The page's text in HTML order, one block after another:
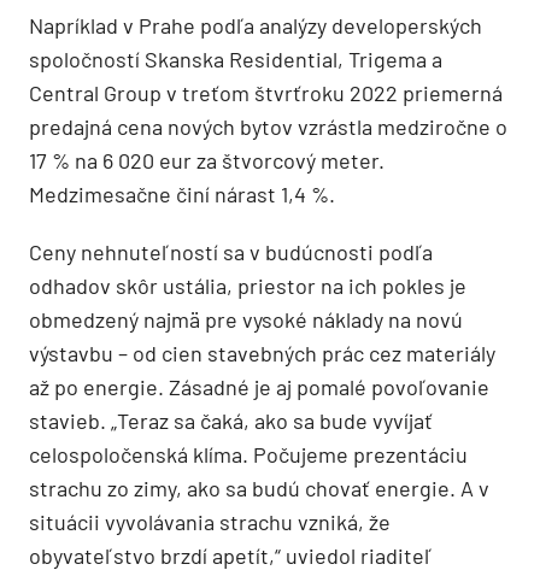
Napríklad v Prahe podľa analýzy developerských
spoločností Skanska Residential, Trigema a
Central Group v treťom štvrťroku 2022 priemerná
predajná cena nových bytov vzrástla medziročne o
17 % na 6 020 eur za štvorcový meter.
Medzimesačne činí nárast 1,4 %.
Ceny nehnuteľností sa v budúcnosti podľa
odhadov skôr ustália, priestor na ich pokles je
obmedzený najmä pre vysoké náklady na novú
výstavbu – od cien stavebných prác cez materiály
až po energie. Zásadné je aj pomalé povoľovanie
stavieb. „Teraz sa čaká, ako sa bude vyvíjať
celospoločenská klíma. Počujeme prezentáciu
strachu zo zimy, ako sa budú chovať energie. A v
situácii vyvolávania strachu vzniká, že
obyvateľstvo brzdí apetít,“ uviedol riaditeľ